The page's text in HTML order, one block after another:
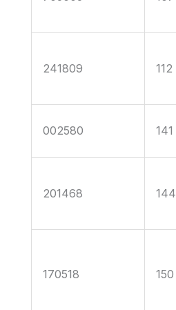
241809 112
002580 141
201468 144
170518 150